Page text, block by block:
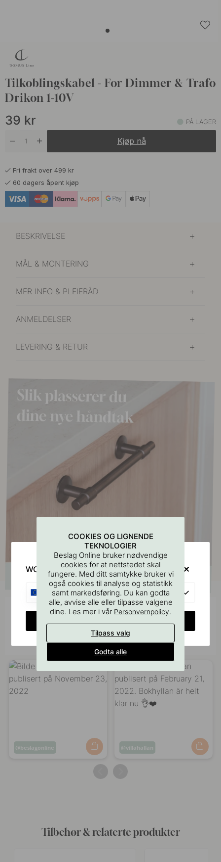
Tilkoblingskabel - For Dimmer & Trafo
Drikon 1-10V
39 kr PÅ LAGER
Kjøp nå
Fri frakt over 499 kr
60 dagers åpent kjøp
BESKRIVELSE
MÅL & MONTERING
MER INFO & PLEIERÅD
ANMELDELSER
LEVERING & RETUR
Bli inspirert av andre
Tagg bildene dine med #beslagonline &
@beslagonline for å bli sett her!
Innlegg
beslagonline
Innlegg
av
villahallan
Tilbehør & relaterte produkter
COOKIES OG LIGNENDE
TEKNOLOGIER
Beslag Online bruker nødvendige
cookies for at nettstedet skal
fungere. Med ditt samtykke bruker vi
også cookies til analyse og statistikk
samt markedsføring. Du kan godta
alle, avvise alle eller tilpasse valgene
dine. Les mer i vår Personvernpolicy.
Tilpass valg
Godta alle
WOULD YOU RATHER VISIT?
EU